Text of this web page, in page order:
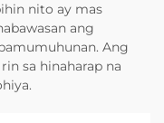
nito ay mas
ang
Ang
sa hinaharap na